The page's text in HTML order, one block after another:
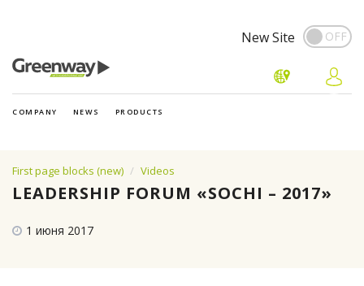
New Site
COMPANY NEWS PRODUCTS
First page blocks (new) Videos
LEADERSHIP FORUM «SOCHI – 2017»
1 июня 2017